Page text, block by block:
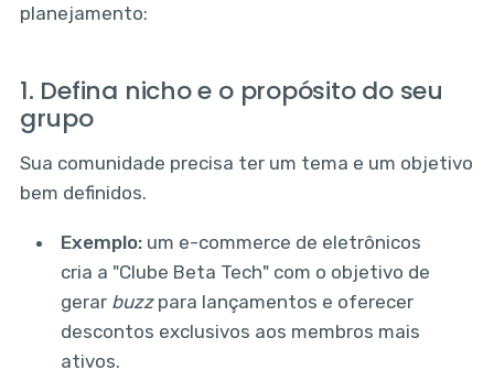
planejamento:
1. Defina nicho e o propósito do seu
grupo
Sua comunidade precisa ter um tema e um objetivo
bem definidos.
Exemplo: um e-commerce de eletrônicos
cria a "Clube Beta Tech" com o objetivo de
gerar buzzpara lançamentos e oferecer
descontos exclusivos aos membros mais
ativos.